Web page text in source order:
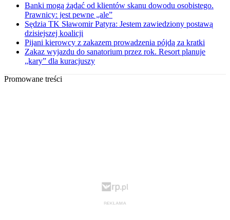
Banki mogą żądać od klientów skanu dowodu osobistego.
Prawnicy: jest pewne „ale”
Sędzia TK Sławomir Patyra: Jestem zawiedziony postawą
dzisiejszej koalicji
Pijani kierowcy z zakazem prowadzenia pójdą za kratki
Zakaz wyjazdu do sanatorium przez rok. Resort planuje
„kary” dla kuracjuszy
Promowane treści